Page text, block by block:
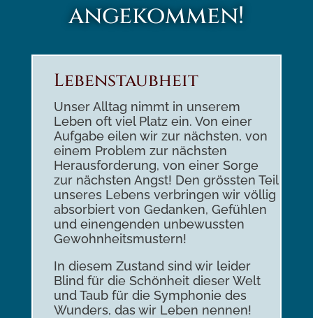
angekommen!
Lebenstaubheit
Unser Alltag nimmt in unserem
Leben oft viel Platz ein. Von einer
Aufgabe eilen wir zur nächsten, von
einem Problem zur nächsten
Herausforderung, von einer Sorge
zur nächsten Angst! Den grössten Teil
unseres Lebens verbringen wir völlig
absorbiert von Gedanken, Gefühlen
und einengenden unbewussten
Gewohnheitsmustern!
In diesem Zustand sind wir leider
Blind für die Schönheit dieser Welt
und Taub für die Symphonie des
Wunders, das wir Leben nennen!